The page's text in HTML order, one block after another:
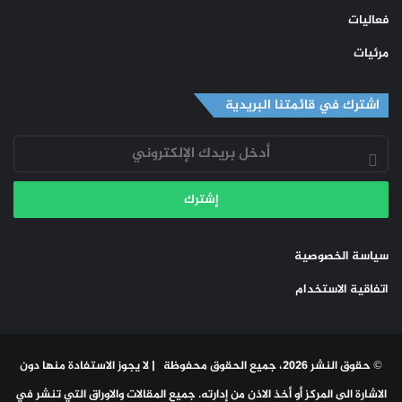
فعاليات
مرئيات
اشترك في قائمتنا البريدية
بريدك
سياسة الخصوصية
اتفاقية الاستخدام
© حقوق النشر 2026، جميع الحقوق محفوظة | لا يجوز الاستفادة منها دون
الاشارة الى المركز أو أخذ الاذن من إدارته. جميع المقالات والاوراق التي تنشر في